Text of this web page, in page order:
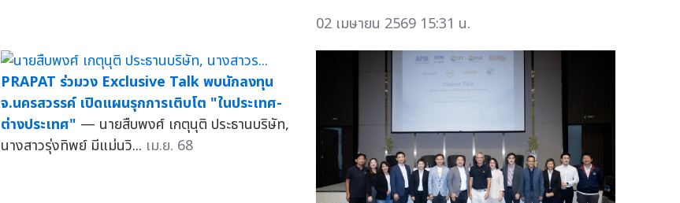
02 เมษายน 2569 15:31 น.
PRAPAT ร่วมวง Exclusive Talk พบนักลงทุน
จ.นครสวรรค์ เปิดแผนรุกการเติบโต "ในประเทศ-
ต่างประเทศ" — นายสืบพงศ์ เกตุนุติ ประธานบริษัท,
นางสาวรุ่งทิพย์ มีแม่นวิ... เม.ย. 68